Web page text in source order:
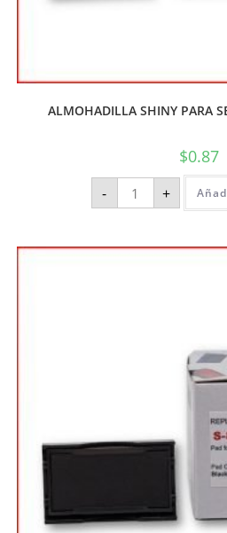
ALMOHADILLA SHINY PARA
$0.87
- +